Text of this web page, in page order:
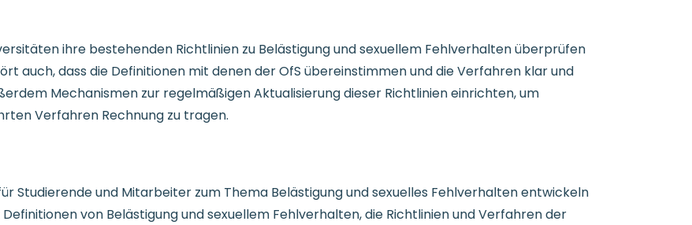
ihre bestehenden Richtlinien zu Belästigung und sexuellem Fehlverhalten überprüfen
auch, dass die Definitionen mit denen der OfS übereinstimmen und die Verfahren klar und
Mechanismen zur regelmäßigen Aktualisierung dieser Richtlinien einrichten, um
Verfahren Rechnung zu tragen.
Studierende und Mitarbeiter zum Thema Belästigung und sexuelles Fehlverhalten entwickeln
von Belästigung und sexuellem Fehlverhalten, die Richtlinien und Verfahren der